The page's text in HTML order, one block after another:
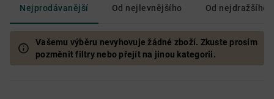
Nejprodávanější Od nejlevnějšího Od nejdražšího
Vašemu výběru nevyhovuje žádné zboží. Zkuste prosím
pozměnit filtry nebo přejít na jinou kategorii.